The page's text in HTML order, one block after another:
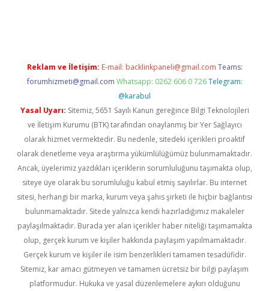
Reklam ve İletişim: E-mail: backlinkpaneli@gmail.com Teams:
forumhizmeti@gmail.com Whatsapp: 0262 606 0 726 Telegram:
@karabul
Yasal Uyarı: Sitemiz, 5651 Sayılı Kanun gereğince Bilgi Teknolojileri
ve İletişim Kurumu (BTK) tarafından onaylanmış bir Yer Sağlayıcı
olarak hizmet vermektedir. Bu nedenle, sitedeki içerikleri proaktif
olarak denetleme veya araştırma yükümlülüğümüz bulunmamaktadır.
Ancak, üyelerimiz yazdıkları içeriklerin sorumluluğunu taşımakta olup,
siteye üye olarak bu sorumluluğu kabul etmiş sayılırlar. Bu internet
sitesi, herhangi bir marka, kurum veya şahıs şirketi ile hiçbir bağlantısı
bulunmamaktadır. Sitede yalnızca kendi hazırladığımız makaleler
paylaşılmaktadır. Burada yer alan içerikler haber niteliği taşımamakta
olup, gerçek kurum ve kişiler hakkında paylaşım yapılmamaktadır.
Gerçek kurum ve kişiler ile isim benzerlikleri tamamen tesadüfidir.
Sitemiz, kar amacı gütmeyen ve tamamen ücretsiz bir bilgi paylaşım
platformudur. Hukuka ve yasal düzenlemelere aykırı olduğunu